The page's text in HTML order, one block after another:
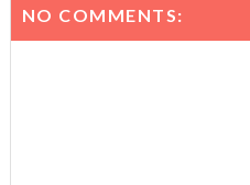
NO COMMENTS: